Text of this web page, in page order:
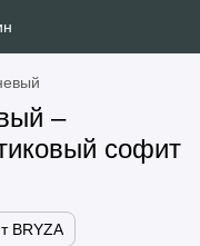
–
софит
BRYZA